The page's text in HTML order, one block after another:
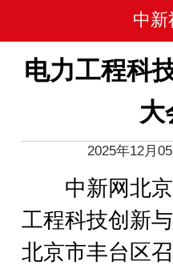
中新
电力工程科
大
2025年12月
中新网北京
工程科技创新
北京市丰台区